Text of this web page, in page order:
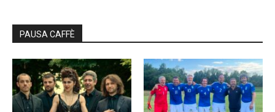
PAUSA CAFFÈ